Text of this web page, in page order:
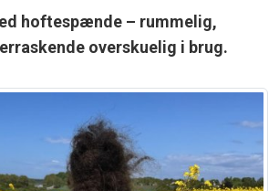
hoftespænde – rummelig,
overskuelig i brug.